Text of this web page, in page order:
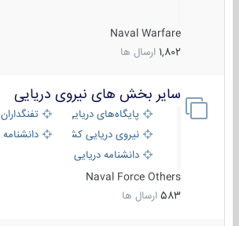
Naval Warfare
1,802 ارسال ها
سایر بخش های نیروی دریایی
پایگاه‌های دریایی
تفنگداران
نیروی دریایی کشورهای مختلف
دانشنامه
دانشنامه دریایی کپی
Naval Force Others
583 ارسال ها